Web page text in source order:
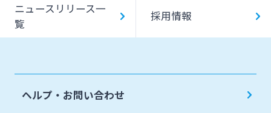
ニュースリリース一
覧
採用情報
ヘルプ・お問い合わせ